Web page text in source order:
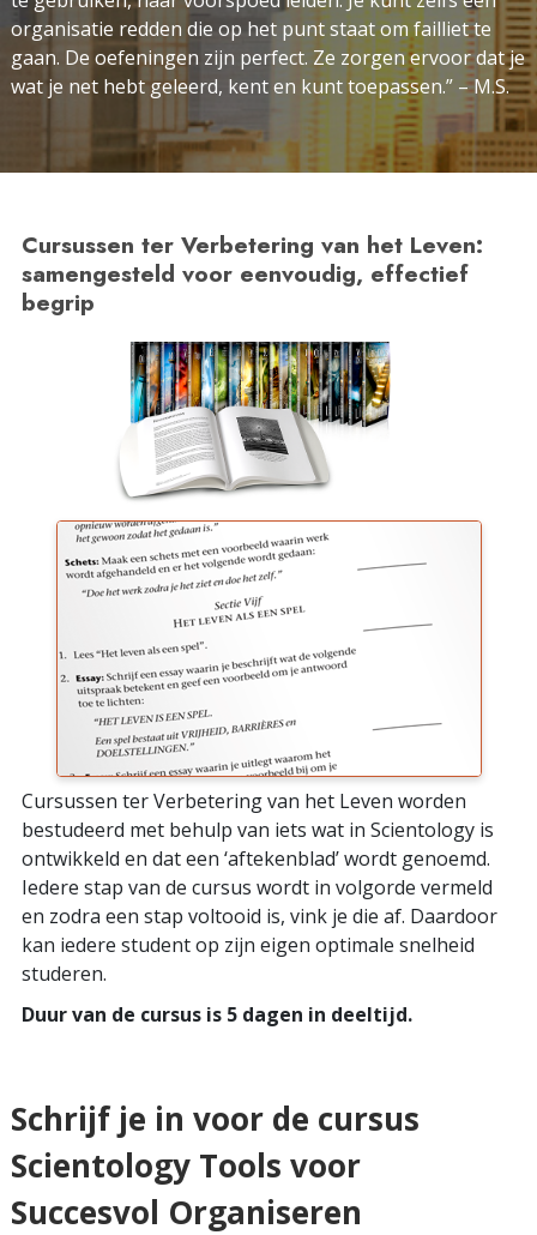
organisatie redden die op het punt staat om failliet te
gaan. De oefeningen zijn perfect. Ze zorgen ervoor dat je
wat je net hebt geleerd, kent en kunt toepassen.” – M.S.
Cursussen ter Verbetering van het Leven:
samengesteld voor eenvoudig, effectief
begrip
Cursussen ter Verbetering van het Leven worden
bestudeerd met behulp van iets wat in Scientology is
ontwikkeld en dat een ‘aftekenblad’ wordt genoemd.
Iedere stap van de cursus wordt in volgorde vermeld
en zodra een stap voltooid is, vink je die af. Daardoor
kan iedere student op zijn eigen optimale snelheid
studeren.
Duur van de cursus is 5 dagen in deeltijd.
Schrijf je in voor de cursus
Scientology Tools voor
Succesvol Organiseren